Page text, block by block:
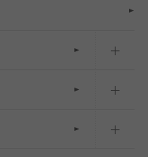
め）
つう）
め）
イツ）